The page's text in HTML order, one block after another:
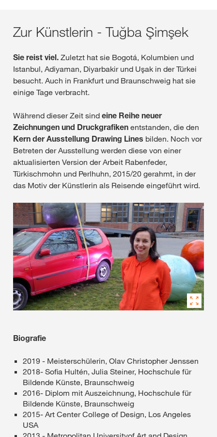
Zur Künstlerin - Tuğba Şimşek
Sie reist viel. Zuletzt hat sie Bogotá, Kolumbien und
Istanbul, Adiyaman, Diyarbakir und Uşak in der Türkei
besucht. Auch in Frankfurt und Braunschweig hat sie
einige Tage verbracht.
Während dieser Zeit sind eine Reihe neuer
Zeichnungen und Druckgrafiken entstanden, die den
Kern der Ausstellung Drawing Lines bilden. Noch vor
Betreten der Ausstellung werden diese von einer
aktualisierten Version der Arbeit Rabenfeder,
Türkischmohn und Perlhuhn, 2015/20 gerahmt, in der
das Motiv der Künstlerin als Reisende eingeführt wird.
Biografie
2019 - Meisterschülerin, Olav Christopher Jenssen
2018- Sofia Hultén, Julia Steiner, Hochschule für
Bildende Künste, Braunschweig
2016- Diplom mit Auszeichnung, Hochschule für
Bildende Künste, Braunschweig
2015- Art Center College of Design, Los Angeles
USA